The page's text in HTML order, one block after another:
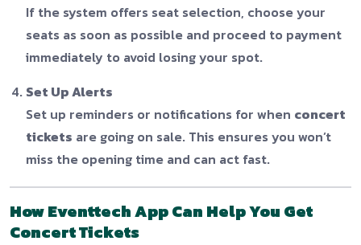
If the system offers seat selection, choose your
seats as soon as possible and proceed to payment
immediately to avoid losing your spot.
Set Up Alerts
Set up reminders or notifications for when concert
tickets are going on sale. This ensures you won’t
miss the opening time and can act fast.
How Eventtech App Can Help You Get
Concert Tickets